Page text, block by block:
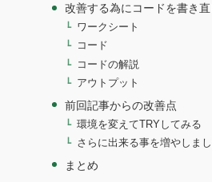
改善する為にコードを書き
ワークシート
コード
コードの解説
アウトプット
前回記事からの改善点
環境を変えてTRYしてみる
さらに出来る事を増やしま
まとめ